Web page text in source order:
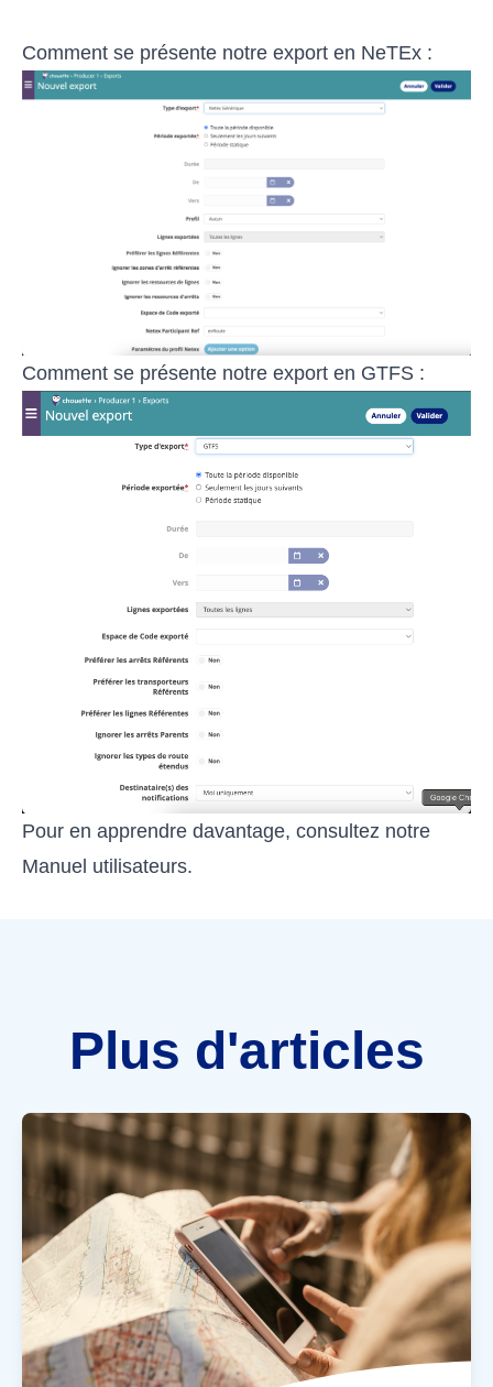
Comment se présente notre export en NeTEx :
Comment se présente notre export en GTFS :
Pour en apprendre davantage, consultez notre
Manuel utilisateurs.
Plus d'articles